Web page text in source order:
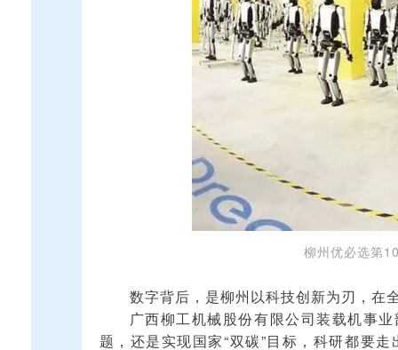
柳州优必选第
数字背后，是柳州以科技创新为刃，在
广西柳工机械股份有限公司装载机事
题，还是实现国家“双碳”目标，科研都要